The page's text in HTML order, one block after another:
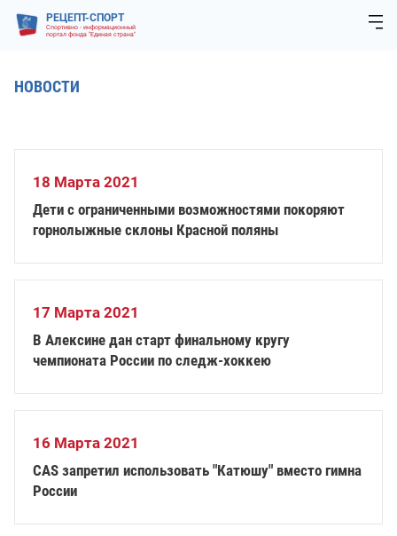
РЕЦЕПТ-СПОРТ
Спортивно - информационный
портал фонда "Единая страна"
НОВОСТИ
18 Марта 2021
Дети с ограниченными возможностями покоряют
горнолыжные склоны Красной поляны
17 Марта 2021
В Алексине дан старт финальному кругу
чемпионата России по следж-хоккею
16 Марта 2021
CAS запретил использовать "Катюшу" вместо гимна
России